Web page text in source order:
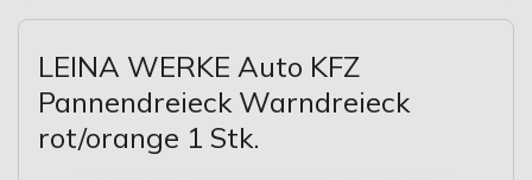
LEINA WERKE Auto KFZ
Pannendreieck Warndreieck
rot/orange 1 Stk.